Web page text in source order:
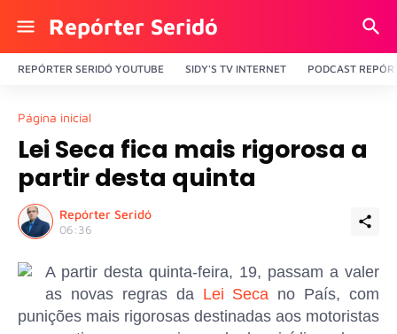
Repórter Seridó
REPÓRTER SERIDÓ YOUTUBE SIDY'S TV INTERNET PODCAST
Página inicial
Lei Seca fica mais rigorosa a
partir desta quinta
Repórter Seridó
06:36
A partir desta quinta-feira, 19, passam a valer
as novas regras da Lei Seca no País, com
punições mais rigorosas destinadas aos motoristas